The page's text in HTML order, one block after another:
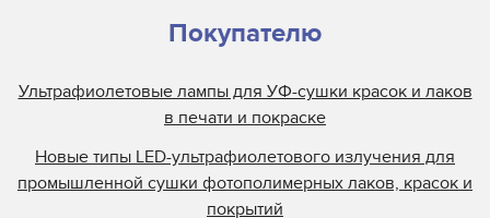
Покупателю
Ультрафиолетовые лампы для УФ-сушки красок и лаков
в печати и покраске
Новые типы LED-ультрафиолетового излучения для
промышленной сушки фотополимерных лаков, красок и
покрытий